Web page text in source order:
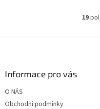
19
Informace pro vás
O NÁS
Obchodní podmínky